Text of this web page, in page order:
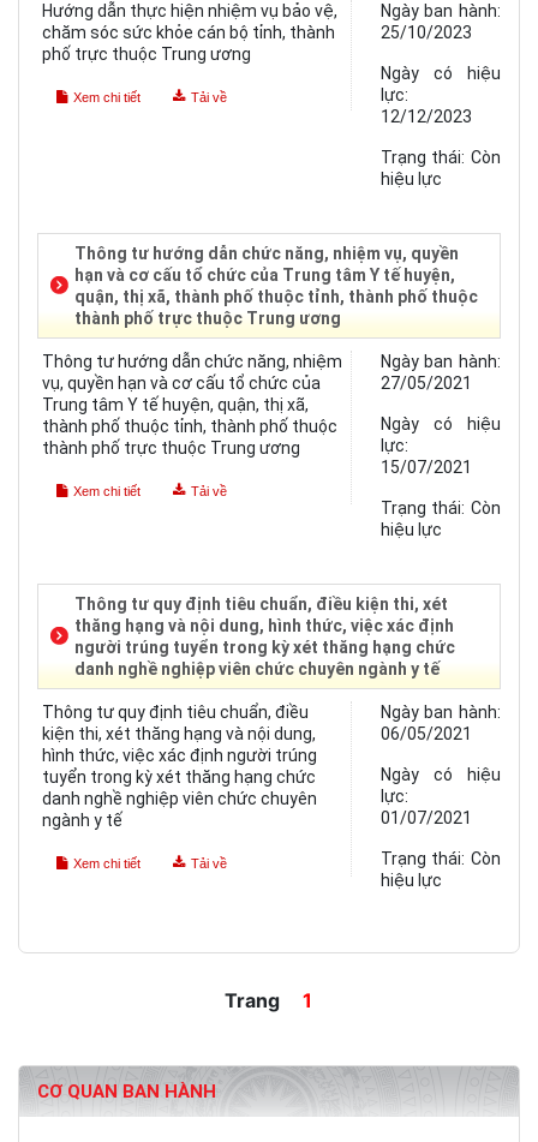
Hướng dẫn thực hiện nhiệm vụ bảo vệ,
chăm sóc sức khỏe cán bộ tỉnh, thành
phố trực thuộc Trung ương
Xem chi tiết Tải về
Ngày ban hành:
25/10/2023
Ngày có hiệu
lực:
12/12/2023
Trạng thái: Còn
hiệu lực
Thông tư hướng dẫn chức năng, nhiệm vụ, quyền
hạn và cơ cấu tổ chức của Trung tâm Y tế huyện,
quận, thị xã, thành phố thuộc tỉnh, thành phố thuộc
thành phố trực thuộc Trung ương
Thông tư hướng dẫn chức năng, nhiệm
vụ, quyền hạn và cơ cấu tổ chức của
Trung tâm Y tế huyện, quận, thị xã,
thành phố thuộc tỉnh, thành phố thuộc
thành phố trực thuộc Trung ương
Xem chi tiết Tải về
Ngày ban hành:
27/05/2021
Ngày có hiệu
lực:
15/07/2021
Trạng thái: Còn
hiệu lực
Thông tư quy định tiêu chuẩn, điều kiện thi, xét
thăng hạng và nội dung, hình thức, việc xác định
người trúng tuyển trong kỳ xét thăng hạng chức
danh nghề nghiệp viên chức chuyên ngành y tế
Thông tư quy định tiêu chuẩn, điều
kiện thi, xét thăng hạng và nội dung,
hình thức, việc xác định người trúng
tuyển trong kỳ xét thăng hạng chức
danh nghề nghiệp viên chức chuyên
ngành y tế
Xem chi tiết Tải về
Ngày ban hành:
06/05/2021
Ngày có hiệu
lực:
01/07/2021
Trạng thái: Còn
hiệu lực
Trang 1
CƠ QUAN BAN HÀNH